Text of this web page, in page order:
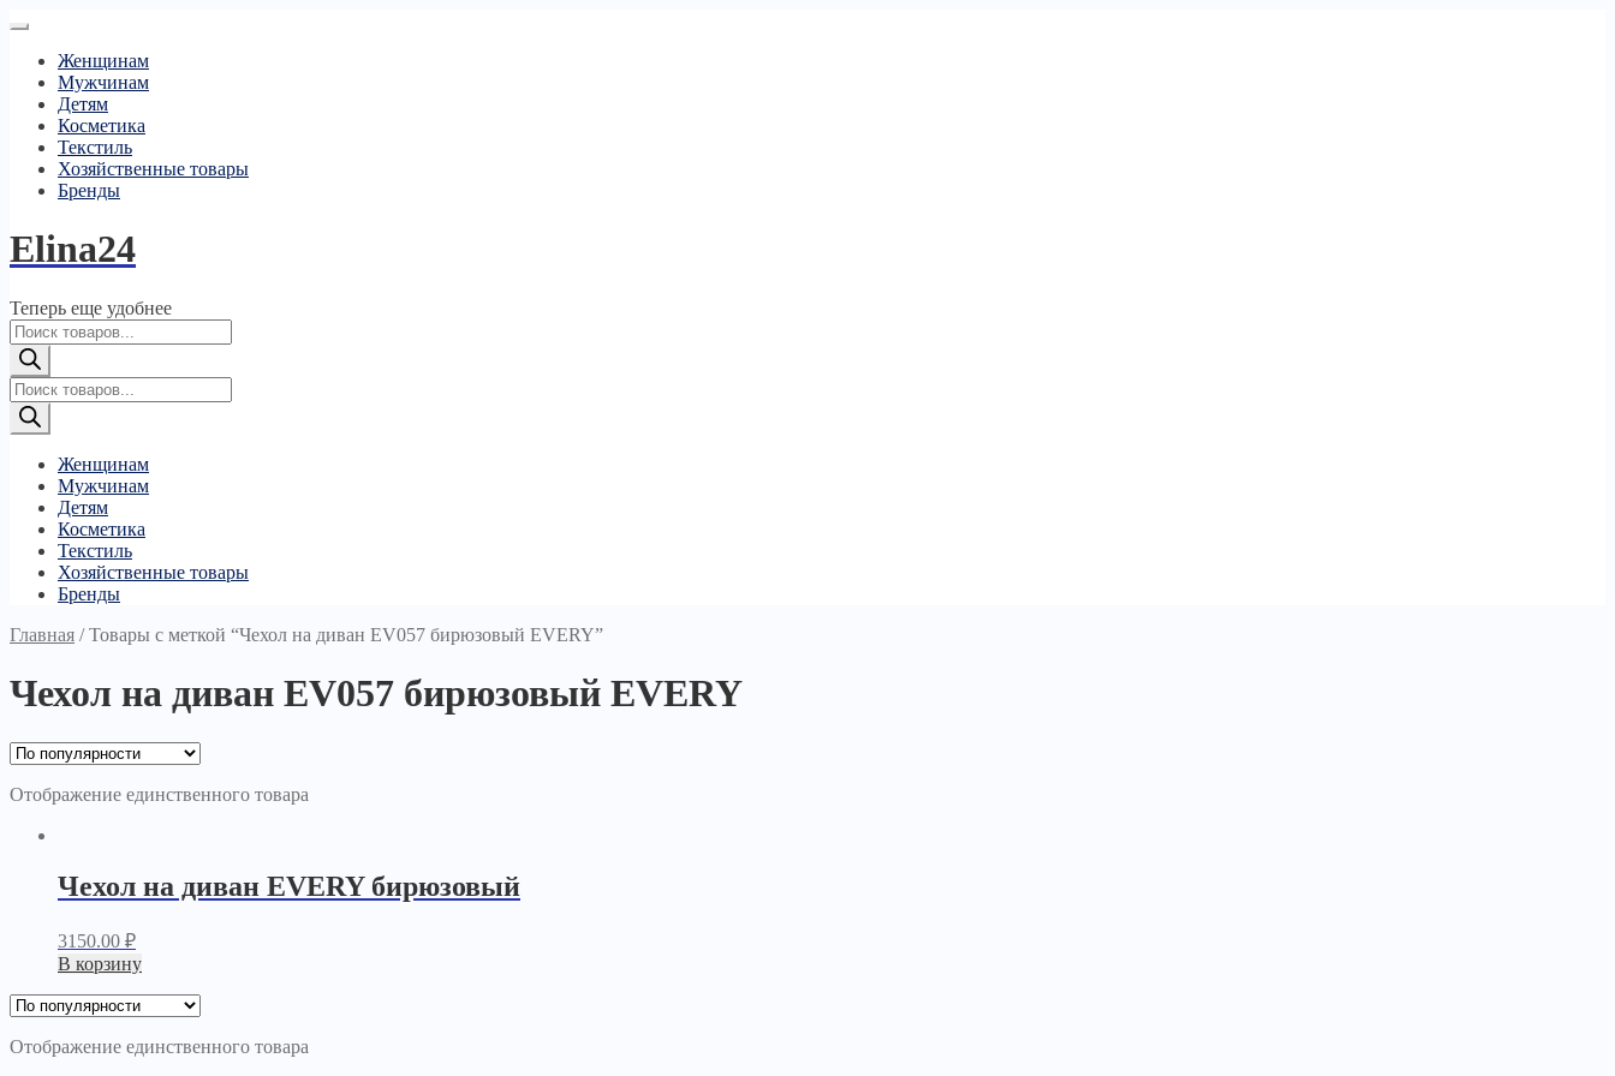
Женщинам
Мужчинам
Детям
Косметика
Текстиль
Хозяйственные товары
Бренды
Elina24
Теперь еще удобнее
Поиск
товаров
Поиск
товаров
Женщинам
Мужчинам
Детям
Косметика
Текстиль
Хозяйственные товары
Бренды
Главная /Товары с меткой “Чехол на диван EV057 бирюзовый EVERY”
Чехол на диван EV057 бирюзовый EVERY
Отображение единственного товара
Чехол на диван EVERY бирюзовый
3150.00 ₽
В корзину
Отображение единственного товара